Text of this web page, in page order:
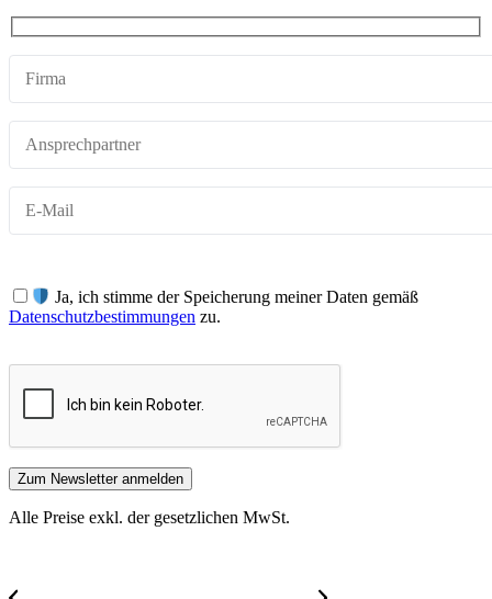
Ja, ich stimme der Speicherung meiner Daten gemäß
Datenschutzbestimmungen zu.
Alle Preise exkl. der gesetzlichen MwSt.